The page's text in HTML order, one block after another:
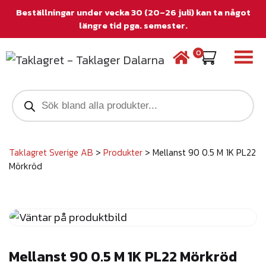
Beställningar under vecka 30 (20–26 juli) kan ta något
längre tid pga. semester.
0
P
r
o
c
t
s
a
r
Taklagret Sverige AB > Produkter > Mellanst 90 0.5 M 1K PL22
Mörkröd
Mellanst 90 0.5 M 1K PL22 Mörkröd